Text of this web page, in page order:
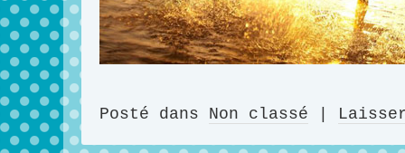
Posté dans Non classé